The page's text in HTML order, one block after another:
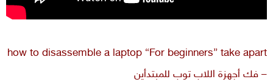
how to disassemble a laptop “For beginners” take apart
– فك أجهزة اللاب توب للمبتدأين